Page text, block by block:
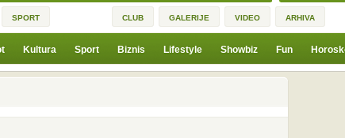
SPORT CLUB GALERIJE VIDEO ARHIVA
Kultura Sport Biznis Lifestyle Showbiz Fun